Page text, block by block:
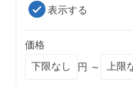
表示する
価格
円 ～